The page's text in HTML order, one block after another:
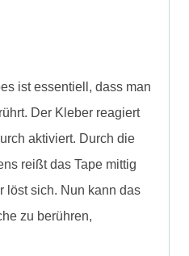
ist essentiell, dass man
Der Kleber reagiert
aktiviert. Durch die
reißt das Tape mittig
löst sich. Nun kann das
zu berühren,